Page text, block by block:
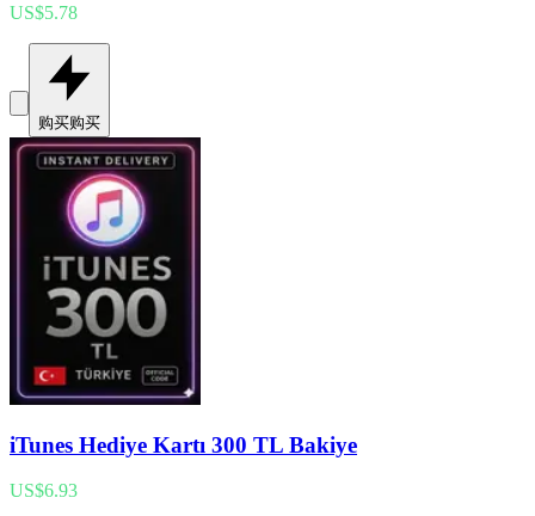
US$5.78
购买购买
iTunes Hediye Kartı 300 TL Bakiye
US$6.93